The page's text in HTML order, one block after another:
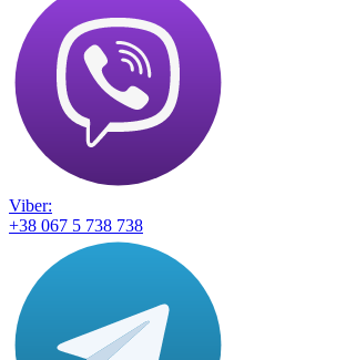
Viber:
+38 067 5 738 738